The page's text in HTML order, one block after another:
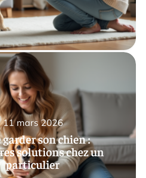
garder son chien :
solutions chez un
particulier
11 mars 2026